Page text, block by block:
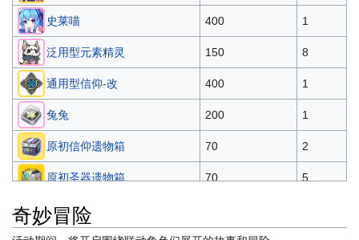
45000
x30
技能模组Lv3
x30
核心晶组Lv3
技能模组Lv3
50000
金币 x5000
桐间纱路
原初核心遗物箱
信仰灵光 x150
史莱喵 400 1
泛用型元素精灵 150 8
通用型信仰-改 400 1
兔兔 200 1
原初信仰遗物箱 70 2
原初圣器遗物箱 70 5
原初核心遗物箱
奇妙冒险